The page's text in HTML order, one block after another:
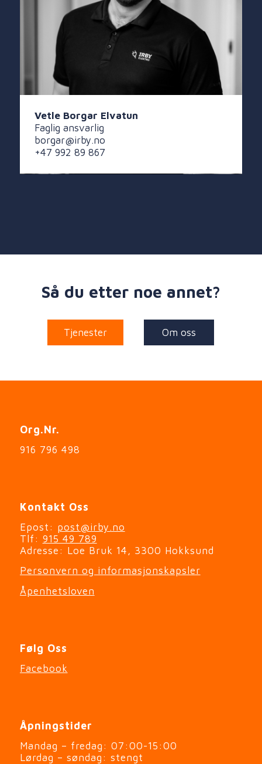
Vetle Borgar Elvatun
Faglig ansvarlig
borgar@irby.no
+47 992 89 867
Så du etter noe annet?
Tjenester Om oss
Org.nr.
916 796 498
Kontakt Oss
Epost: post@irby.no
Tlf: 915 49 789
Adresse: Loe Bruk 14, 3300 Hokksund
Personvern og informasjonskapsler
Åpenhetsloven
Følg Oss
Facebook
Åpningstider
Mandag – fredag: 07:00-15:00
Lørdag – søndag: stengt